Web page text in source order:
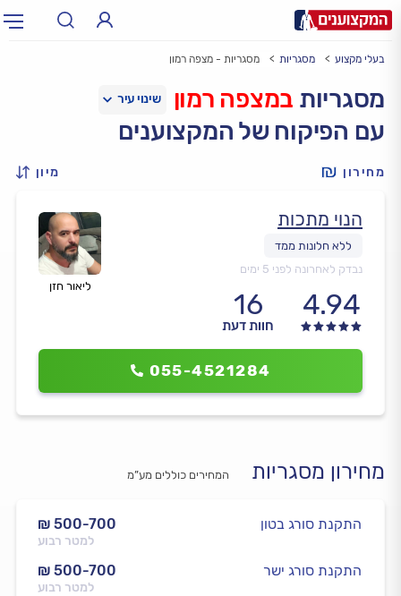
עירעיר: תל אביב, חיפה…
בעלי מקצוע מסגריות מסגריות - מצפה רמון
מסגריות במצפה רמון
עם הפיקוח של המקצוענים
מחירון מיון
ליאור חזן
הנוי מתכות
נבדק לאחרונה לפני 5 ימים
4.94
16
חוות דעת
055-4521284
מחירון מסגריות המחירים כוללים מע”מ
₪ 500-700
למטר רבוע
התקנת סורג בטון
₪ 500-700
למטר רבוע
התקנת סורג ישר